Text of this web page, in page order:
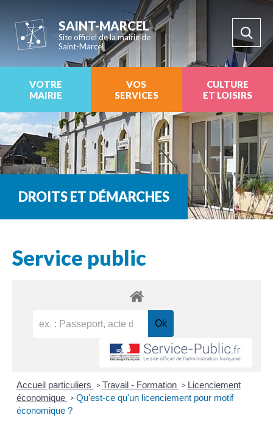
SAINT-MARCEL
Site officiel de la mairie de
Saint-Marcel
VOTRE
MAIRIE
VOS
SERVICES
CULTURE
ET LOISIRS
DROITS ET DÉMARCHES
Service public
Accueil particuliers > Travail - Formation > Licenciement
économique > Qu'est-ce qu'un licenciement pour motif
économique ?